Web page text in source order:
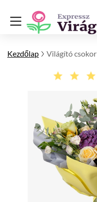
Kezdőlap Világító csokor